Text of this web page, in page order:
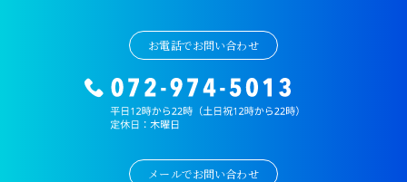
お電話でお問い合わせ
メールでお問い合わせ